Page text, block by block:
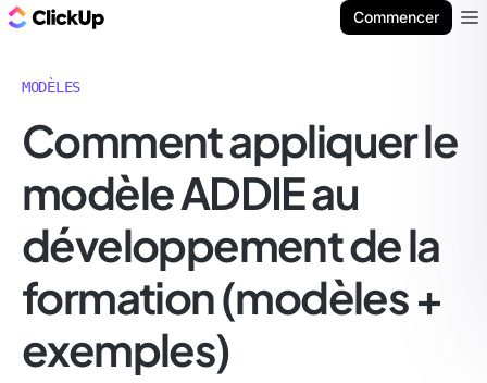
Commencer
MODÈLES
Comment appliquer le
modèle ADDIE au
développement de la
formation (modèles +
exemples)